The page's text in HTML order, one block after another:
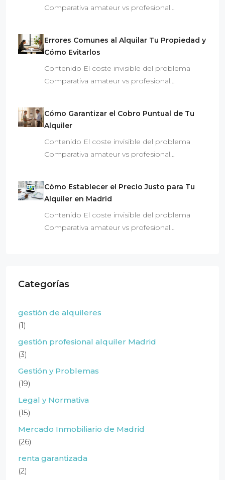
Comparativa amateur vs profesional…
Errores Comunes al Alquilar Tu Propiedad y
Cómo Evitarlos
Contenido El coste invisible del problema
Comparativa amateur vs profesional…
Cómo Garantizar el Cobro Puntual de Tu
Alquiler
Contenido El coste invisible del problema
Comparativa amateur vs profesional…
Cómo Establecer el Precio Justo para Tu
Alquiler en Madrid
Contenido El coste invisible del problema
Comparativa amateur vs profesional…
Categorías
gestión de alquileres
(1)
gestión profesional alquiler Madrid
(3)
Gestión y Problemas
(19)
Legal y Normativa
(15)
Mercado Inmobiliario de Madrid
(26)
renta garantizada
(2)